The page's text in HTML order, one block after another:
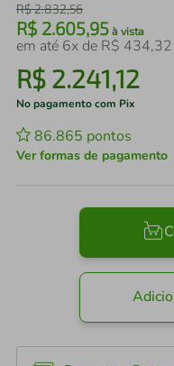
R$2.832,56
R$ 2.605,95 à vista
em até 6x de R$ 434,32
R$ 2.241,12
No pagamento com Pix
86.865 pontos
Ver formas de pagamento